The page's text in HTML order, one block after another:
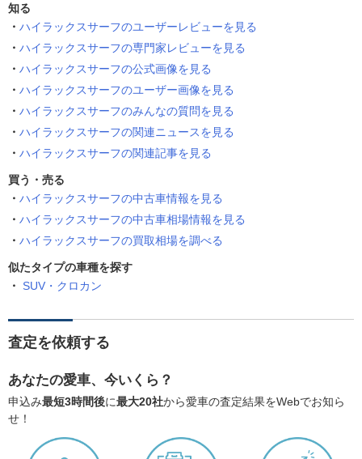
知る
ハイラックスサーフのユーザーレビューを見る
ハイラックスサーフの専門家レビューを見る
ハイラックスサーフの公式画像を見る
ハイラックスサーフのユーザー画像を見る
ハイラックスサーフのみんなの質問を見る
ハイラックスサーフの関連ニュースを見る
ハイラックスサーフの関連記事を見る
買う・売る
ハイラックスサーフの中古車情報を見る
ハイラックスサーフの中古車相場情報を見る
ハイラックスサーフの買取相場を調べる
似たタイプの車種を探す
SUV・クロカン
査定を依頼する
あなたの愛車、今いくら？
申込み最短3時間後に最大20社から愛車の査定結果をWebでお知ら
せ！